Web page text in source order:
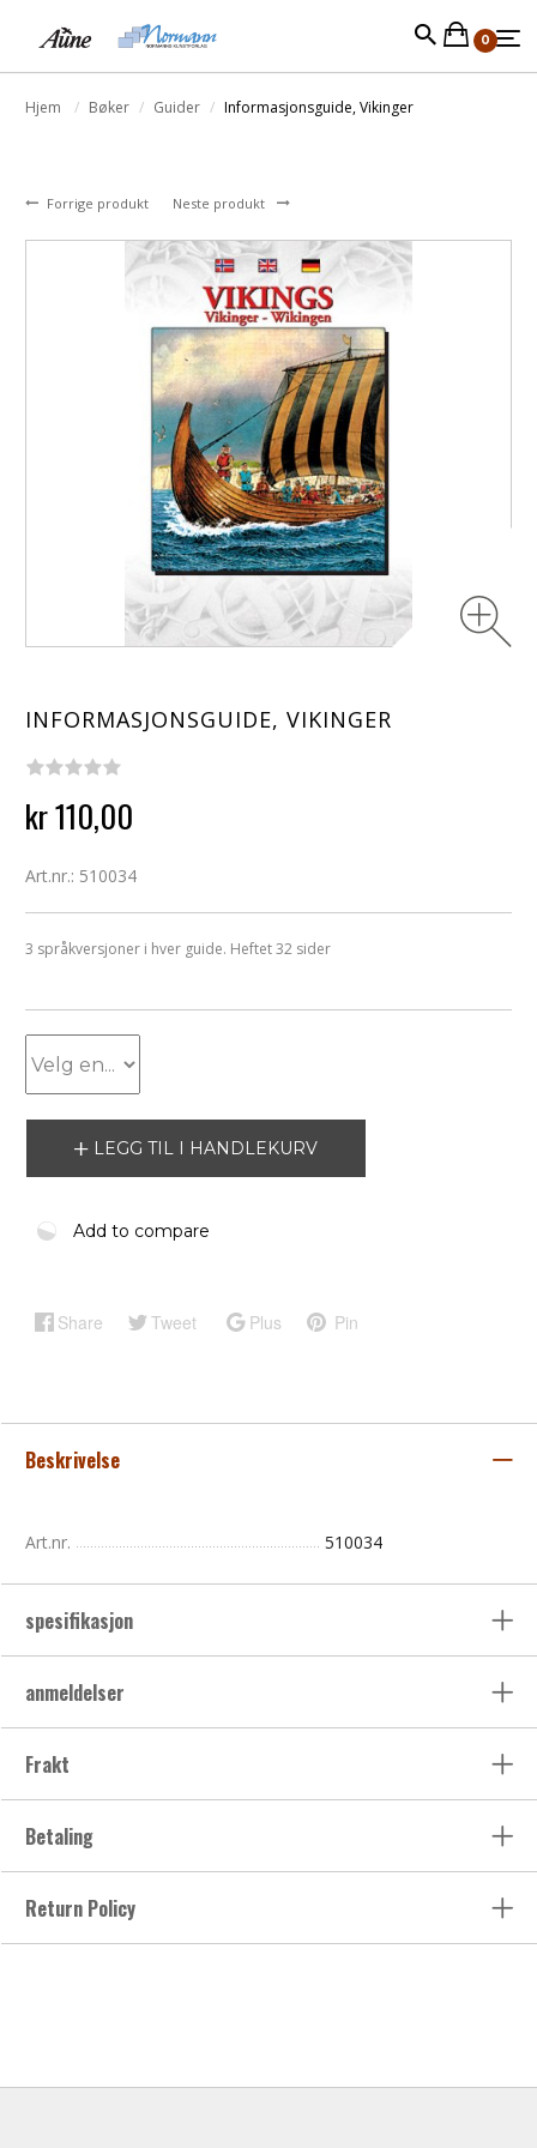
0
Hjem Bøker Guider Informasjonsguide, Vikinger
Forrige produkt Neste produkt
INFORMASJONSGUIDE, VIKINGER
kr 110,00
Art.nr.: 510034
3 språkversjoner i hver guide. Heftet 32 sider
LEGG TIL I HANDLEKURV
Add to compare
Share Tweet Plus Pin
Beskrivelse
Art.nr. 510034
spesifikasjon
anmeldelser
Frakt
Betaling
Return Policy